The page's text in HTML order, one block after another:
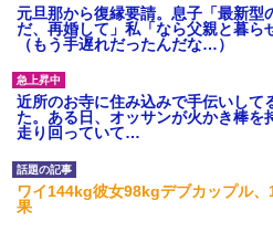
元旦那から復縁要請。息子「最新
だ、再婚して」私「なら父親と暮ら
（もう手遅れだったんだな…）
近所のお寺に住み込みで手伝いして
た。ある日、オッサンが火かき棒を
走り回っていて…
ワイ144kg彼女98kgデブカップル
果